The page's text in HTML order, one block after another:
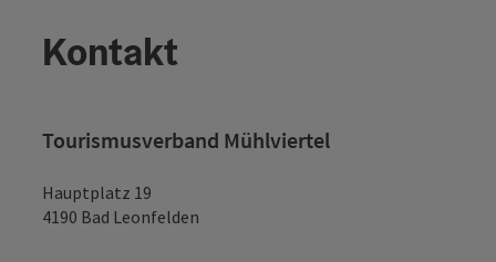
Kontakt
Tourismusverband Mühlviertel
Hauptplatz 19
4190 Bad Leonfelden